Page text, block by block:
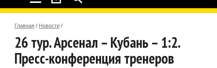
Главная / Новости /
26 тур. Арсенал – Кубань – 1:2.
Пресс-конференция тренеров